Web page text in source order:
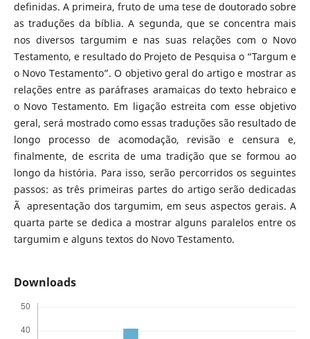
definidas. A primeira, fruto de uma tese de doutorado sobre
as traduções da bíblia. A segunda, que se concentra mais
nos diversos targumim e nas suas relações com o Novo
Testamento, e resultado do Projeto de Pesquisa o “Targum e
o Novo Testamento”. O objetivo geral do artigo e mostrar as
relações entre as paráfrases aramaicas do texto hebraico e
o Novo Testamento. Em ligação estreita com esse objetivo
geral, será mostrado como essas traduções são resultado de
longo processo de acomodação, revisão e censura e,
finalmente, de escrita de uma tradição que se formou ao
longo da história. Para isso, serão percorridos os seguintes
passos: as três primeiras partes do artigo serão dedicadas
Ã apresentação dos targumim, em seus aspectos gerais. A
quarta parte se dedica a mostrar alguns paralelos entre os
targumim e alguns textos do Novo Testamento.
Downloads